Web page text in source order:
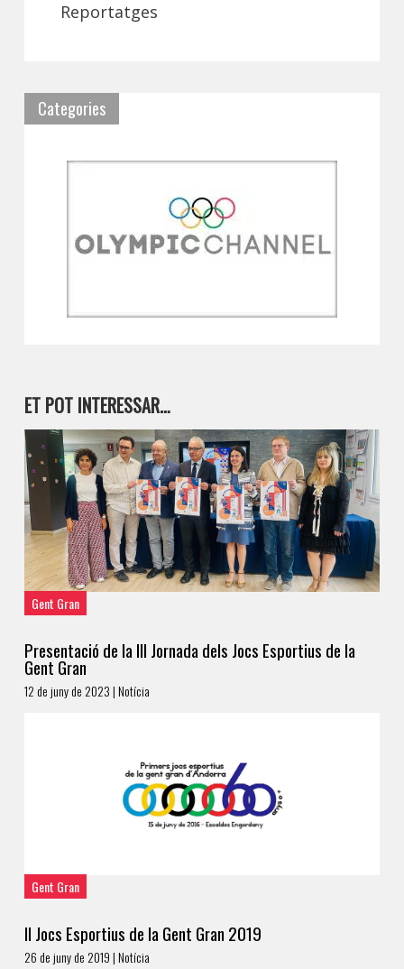
Reportatges
Categories
ET POT INTERESSAR…
Gent Gran
Presentació de la III Jornada dels Jocs Esportius de la
Gent Gran
12 de juny de 2023 | Notícia
Gent Gran
II Jocs Esportius de la Gent Gran 2019
26 de juny de 2019 | Notícia